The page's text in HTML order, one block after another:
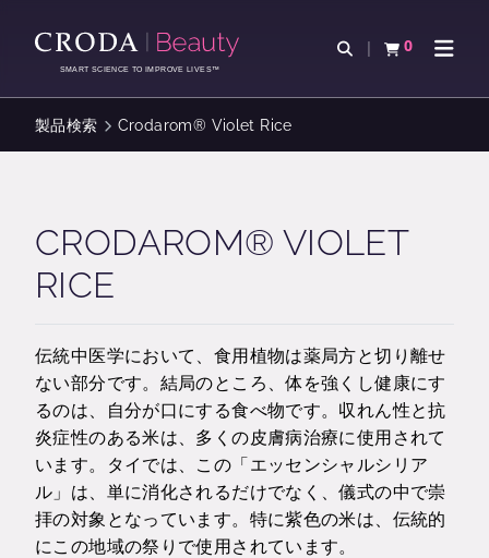
ン
を
ー
ス
SMART SCIENCE TO IMPROVE LIVES™
検索を開く
0
カートを確認す
ナビ
製品検索 Crodarom® Violet Rice
CRODAROM® VIOLET
RICE
伝統中医学において、食用植物は薬局方と切り離せ
ない部分です。結局のところ、体を強くし健康にす
るのは、自分が口にする食べ物です。収れん性と抗
炎症性のある米は、多くの皮膚病治療に使用されて
います。タイでは、この「エッセンシャルシリア
ル」は、単に消化されるだけでなく、儀式の中で崇
拝の対象となっています。特に紫色の米は、伝統的
にこの地域の祭りで使用されています。